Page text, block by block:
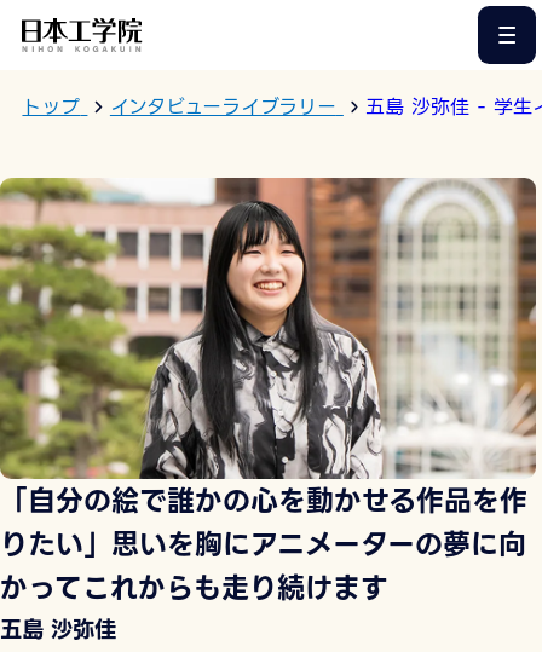
トップ インタビューライブラリー 五島 沙弥佳 - 学生
「自分の絵で誰かの心を動かせる作品を作
りたい」思いを胸にアニメーターの夢に向
かってこれからも走り続けます
五島 沙弥佳